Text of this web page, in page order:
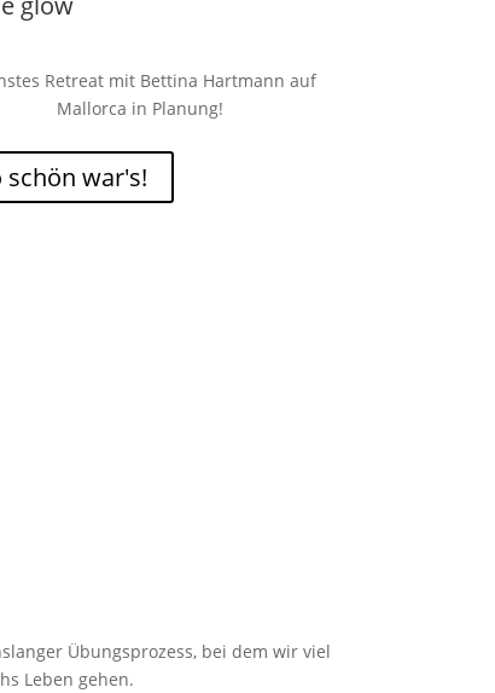
Retreat mit Bettina Hartmann auf
Mallorca in Planung!
schön war's!
Übungsprozess, bei dem wir viel
Leben gehen.